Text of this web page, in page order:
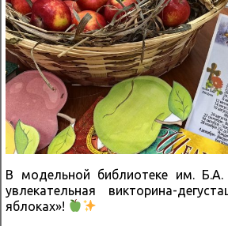
В модельной библиотеке им. Б.А.
увлекательная викторина-
яблоках»!